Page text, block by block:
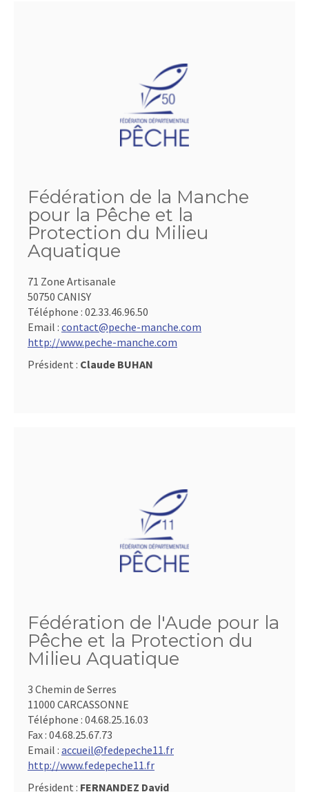
Fédération de la Manche
pour la Pêche et la
Protection du Milieu
Aquatique
71 Zone Artisanale
50750 CANISY
Téléphone : 02.33.46.96.50
Email : contact@peche-manche.com
http://www.peche-manche.com
Président : Claude BUHAN
Fédération de l'Aude pour la
Pêche et la Protection du
Milieu Aquatique
3 Chemin de Serres
11000 CARCASSONNE
Téléphone : 04.68.25.16.03
Fax : 04.68.25.67.73
Email : accueil@fedepeche11.fr
http://www.fedepeche11.fr
Président : FERNANDEZ David